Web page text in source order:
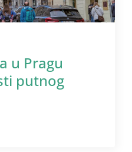
u Pragu
putnog